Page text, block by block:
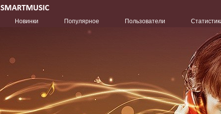
Новинки Популярное Пользователи